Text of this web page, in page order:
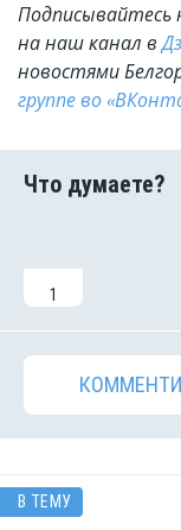
Подписывайтесь
на наш канал в
новостями
группе во
1
В ТЕМУ